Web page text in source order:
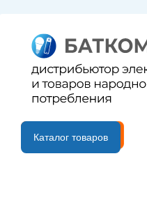
B2B портал
Каталог товаров